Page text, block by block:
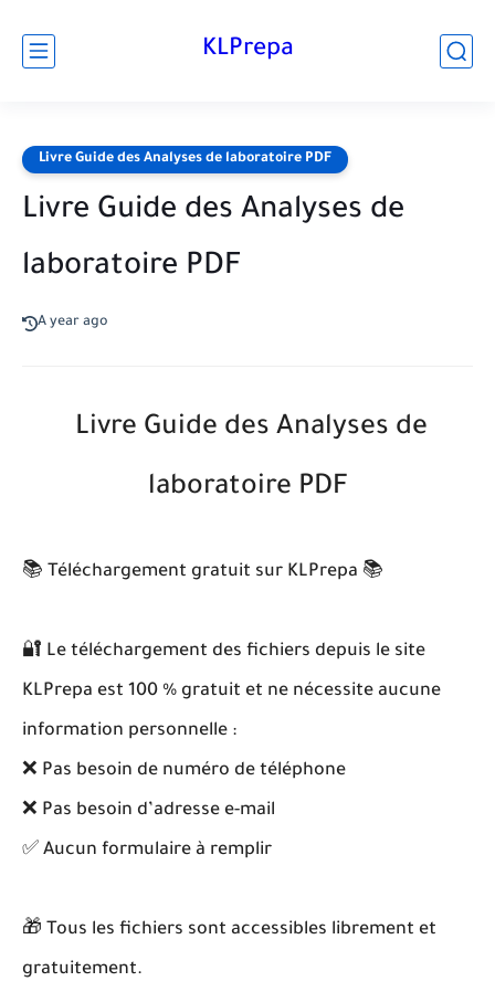
KLPrepa
Livre Guide des Analyses de laboratoire PDF
Livre Guide des Analyses de
laboratoire PDF
A year ago
Livre Guide des Analyses de
laboratoire PDF
📚 Téléchargement gratuit sur KLPrepa 📚
🔐 Le téléchargement des fichiers depuis le site
KLPrepa est 100 % gratuit et ne nécessite aucune
information personnelle :
❌ Pas besoin de numéro de téléphone
❌ Pas besoin d’adresse e-mail
✅ Aucun formulaire à remplir
🎁 Tous les fichiers sont accessibles librement et
gratuitement.